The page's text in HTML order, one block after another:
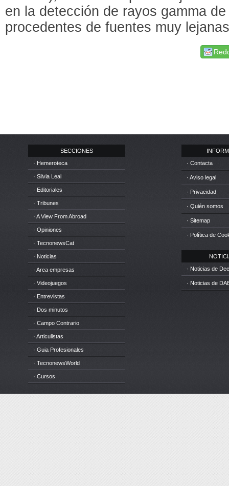
en la detección de rayos gamma
procedentes de fuentes muy
SECCIONES
· Hemeroteca
· Silvia Leal
· Editoriales
· Tribunes
· A View From Abroad
· Opiniones
· TecnonewsCat
· Noticias
· Area empresas
· Videojuegos
· Entrevistas
· Dos minutos
· Campo Contrario
· Articulistas
· Guia Profesionales
· TecnonewsWorld
· Cursos
· Contacta
· Aviso legal
· Privacidad
· Quién somos
· Sitemap
· Política de
· Noticias de
· Noticias de